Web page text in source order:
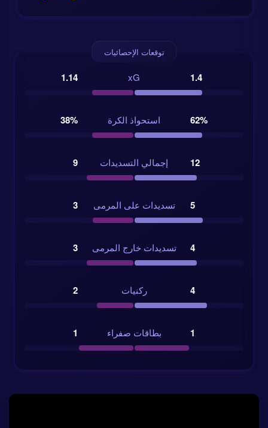
توقعات الإحصائيات
1.4
xG
1.14
62% استحواذ الكرة 38%
12 إجمالي التسديدات 9
5 تسديدات على المرمى 3
4 تسديدات خارج المرمى 3
4 ركنيات 2
1 بطاقات صفراء 1